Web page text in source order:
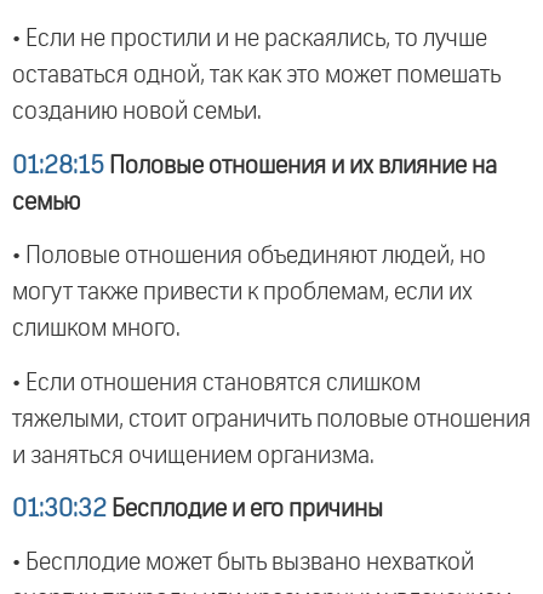
• Если не простили и не раскаялись, то лучше
оставаться одной, так как это может помешать
созданию новой семьи.
01:28:15 Половые отношения и их влияние на
семью
• Половые отношения объединяют людей, но
могут также привести к проблемам, если их
слишком много.
• Если отношения становятся слишком
тяжелыми, стоит ограничить половые отношения
и заняться очищением организма.
01:30:32 Бесплодие и его причины
• Бесплодие может быть вызвано нехваткой